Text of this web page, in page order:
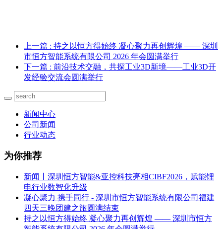
上一篇 : 持之以恒方得始终 凝心聚力再创辉煌 —— 深圳
市恒方智能系统有限公司 2026 年会圆满举行
下一篇 : 前沿技术交融，共探工业3D新境——工业3D开
发经验交流会圆满举行
新闻中心
公司新闻
行业动态
为你推荐
新闻丨深圳恒方智能&亚控科技亮相CIBF2026，赋能锂
电行业数智化升级
凝心聚力 携手同行 - 深圳市恒方智能系统有限公司福建
四天三晚团建之旅圆满结束
持之以恒方得始终 凝心聚力再创辉煌 —— 深圳市恒方